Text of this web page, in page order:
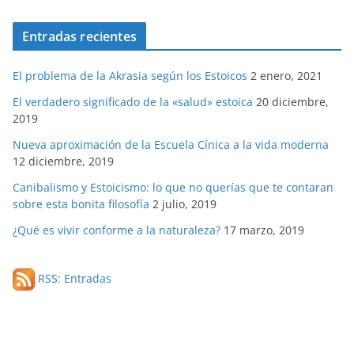
Entradas recientes
El problema de la Akrasia según los Estoicos 2 enero, 2021
El verdadero significado de la «salud» estoica 20 diciembre,
2019
Nueva aproximación de la Escuela Cínica a la vida moderna
12 diciembre, 2019
Canibalismo y Estoicismo: lo que no querías que te contaran
sobre esta bonita filosofía 2 julio, 2019
¿Qué es vivir conforme a la naturaleza? 17 marzo, 2019
RSS: Entradas